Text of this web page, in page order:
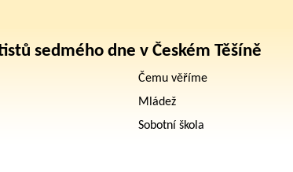
sedmého dne v Českém Těšíně
Čemu věříme
Mládež
Sobotní škola